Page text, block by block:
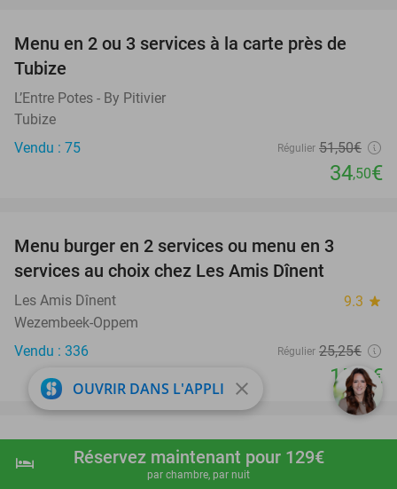
shopping_cart Réserver maintenant
hotel Réservez maintenant pour 129€
par chambre, par nuit
33%
Menu en 2 ou 3 services à la carte près de
Tubize
L’Entre Potes - By Pitivier
Tubize
Vendu : 75
Régulier 51,50€
34,50€
Menu burger en 2 services ou menu en 3
services au choix chez Les Amis Dînent
Les Amis Dînent 9.3 star
Wezembeek-Oppem
Vendu : 336
Régulier 25,25€
15,90€
favorite_border
Manucure ou pédicure + évtl. vernis semi-
permanent ou soin des pieds et des mains à
OUVRIR DANS L'APPLI close